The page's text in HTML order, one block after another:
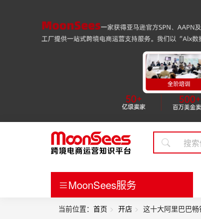
MoonSees服务
当前位置： 首页 开店 这十大阿里巴巴